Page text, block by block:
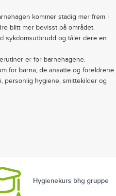
kommer stadig mer frem i
blitt mer bevisst på området.
sykdomsutbrudd og tåler dere en
er for barnehagene.
for barna, de ansatte og foreldrene.
personlig hygiene, smittekilder og
Hygienekurs bhg gruppe